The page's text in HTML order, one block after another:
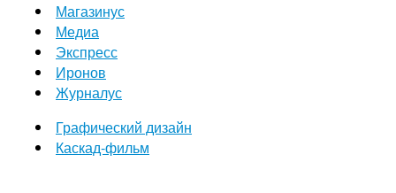
Магазинус
Медиа
Экспресс
Иронов
Журналус
Графический дизайн
Каскад-фильм